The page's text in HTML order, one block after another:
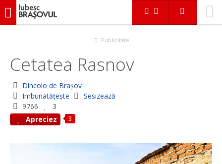
iubescbraşovul.ro
Cetatea Rasnov
Publicitate
Cetatea Rasnov
Dincolo de Braşov
Imbunatățește
Sesizează
9766
3
Apreciez
3